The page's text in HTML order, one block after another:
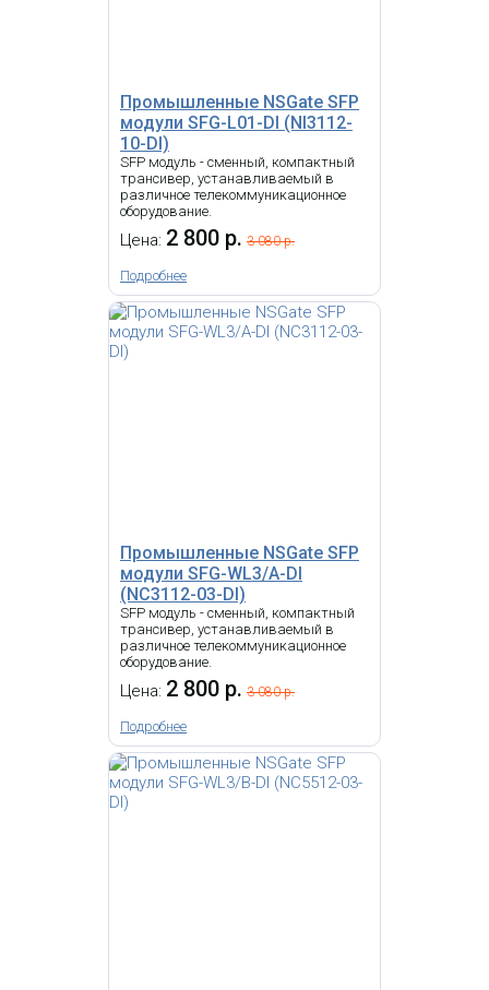
Промышленные NSGate SFP
модули SFG-L01-DI (NI3112-
10-DI)
SFP модуль - сменный, компактный
трансивер, устанавливаемый в
различное телекоммуникационное
оборудование.
Цена: 2 800 р. 3 080 р.
Подробнее
Промышленные NSGate SFP
модули SFG-WL3/A-DI
(NC3112-03-DI)
SFP модуль - сменный, компактный
трансивер, устанавливаемый в
различное телекоммуникационное
оборудование.
Цена: 2 800 р. 3 080 р.
Подробнее